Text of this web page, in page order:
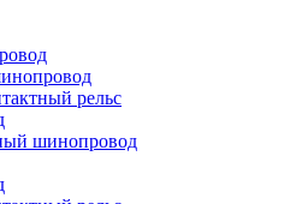
рельс
шинопровод